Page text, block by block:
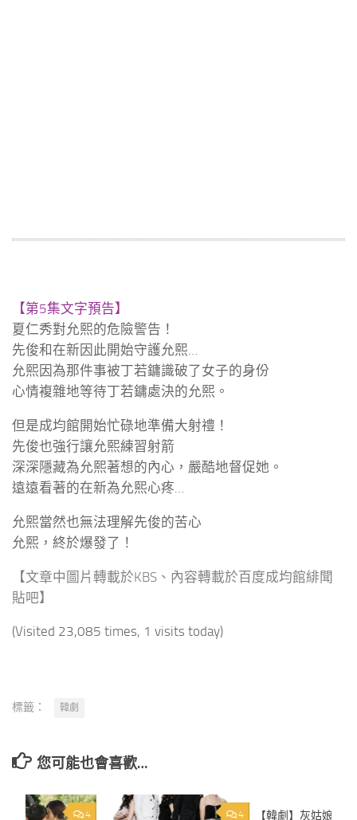
【第5集文字預告】
夏仁秀對允熙的危險警告！
先俊和在新因此開始守護允熙…
允熙因為那件事被丁若鏞識破了女子的身份
心情複雜地等待丁若鏞處決的允熙。
但是成均館開始忙碌地準備大射禮！
先俊也強行讓允熙練習射箭
深深隱藏為允熙著想的內心，嚴酷地督促她。
遠遠看著的在新為允熙心疼…
允熙當然也無法理解先俊的苦心
允熙，終於爆發了！
【文章中圖片轉載於KBS、內容轉載於百度成均館緋聞
貼吧】
(Visited 23,085 times, 1 visits today)
標籤： 韓劇
您可能也會喜歡…
4 【韓劇】灰姑娘的
4